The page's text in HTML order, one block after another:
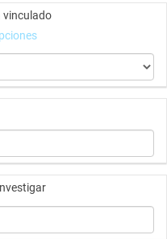
vinculado